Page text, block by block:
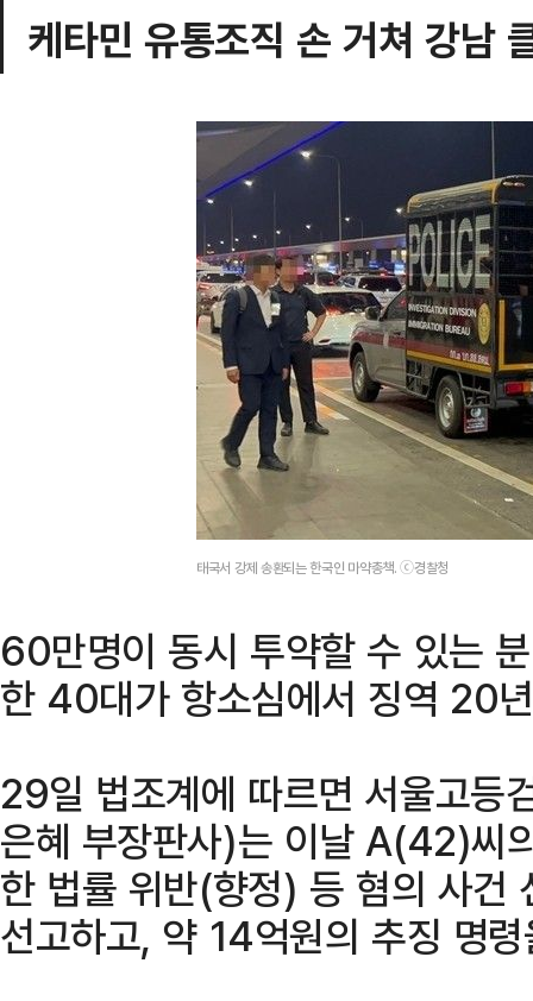
케타민 유통조직 손 거쳐 강남
태국서 강제 송환되는 한국인 마약총책. ⓒ경찰청
60만명이 동시 투약할 수 있는
한 40대가 항소심에서 징역 20
29일 법조계에 따르면 서울고등
은혜 부장판사)는 이날 A(42)씨
한 법률 위반(향정) 등 혐의 사건
선고하고, 약 14억원의 추징 명